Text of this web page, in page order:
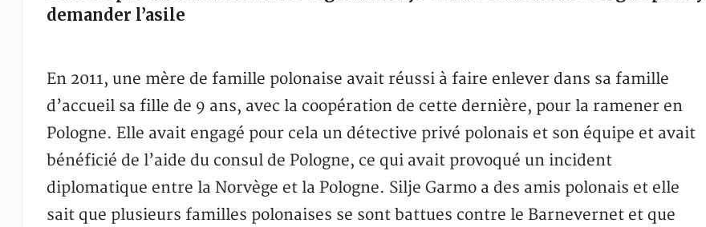
demander l’asile
En 2011, une mère de famille polonaise avait réussi à faire enlever dans sa famille
d’accueil sa fille de 9 ans, avec la coopération de cette dernière, pour la ramener en
Pologne. Elle avait engagé pour cela un détective privé polonais et son équipe et avait
bénéficié de l’aide du consul de Pologne, ce qui avait provoqué un incident
diplomatique entre la Norvège et la Pologne. Silje Garmo a des amis polonais et elle
sait que plusieurs familles polonaises se sont battues contre le Barnevernet et que